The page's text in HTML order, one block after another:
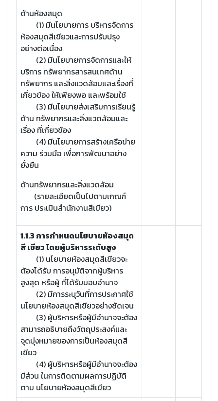
ด้านห้องสมุด
(1) มีนโยบายการ บริหารจัดการ
ห้องสมุดสีเขียวและการปรับปรุง
อย่างต่อเนื่อง
(2) มีนโยบายการจัดการและให้
บริการ ทรัพยากรสารสนเทศด้าน
ทรัพยากร และสิ่งแวดล้อมและเรื่องที่
เกี่ยวข้อง ให้เพียงพอ และพร้อมใช้
(3) มีนโยบายส่งเสริมการเรียนรู้
ด้าน ทรัพยากรและสิ่งแวดล้อมและ
เรื่อง ที่เกี่ยวข้อง
(4) มีนโยบายการสร้างเครือข่าย
ความ ร่วมมือ เพื่อการพัฒนาอย่าง
ยั่งยืน
ด้านทรัพยากรและสิ่งแวดล้อม
(รายละเอียดเป็นไปตามเกณฑ์
การ ประเมินสำนักงานสีเขียว)
1.1.3 การกำหนดนโยบายห้องสมุด
สี เขียว โดยผู้บริหารระดับสูง
(1) นโยบายห้องสมุดสีเขียวจะ
ต้องได้รับ การอนุมัติจากผู้บริหาร
สูงสุด หรือผู้ ที่ได้รับมอบอำนาจ
(2) มีการระบุวันที่การประกาศใช้
นโยบายห้องสมุดสีเขียวอย่างชัดเจน
(3) ผู้บริหารหรือผู้มีอำนาจจะต้อง
สามารถอธิบายถึงวัตถุประสงค์และ
จุดมุ่งหมายของการเป็นห้องสมุดสี
เขียว
(4) ผู้บริหารหรือผู้มีอำนาจจะต้อง
มีส่วน ในการติดตามผลการปฏิบัติ
ตาม นโยบายห้องสมุดสีเขียว